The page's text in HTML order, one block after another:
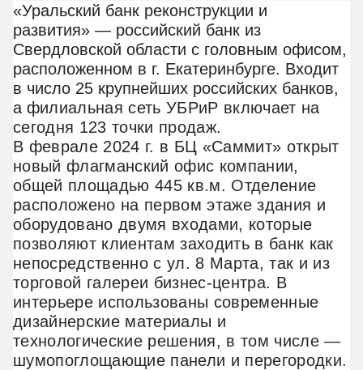
«Уральский банк реконструкции и
развития» — российский банк из
Свердловской области с головным офисом,
расположенном в г. Екатеринбурге. Входит
в число 25 крупнейших российских банков,
а филиальная сеть УБРиР включает на
сегодня 123 точки продаж.
В феврале 2024 г. в БЦ «Саммит» открыт
новый флагманский офис компании,
общей площадью 445 кв.м. Отделение
расположено на первом этаже здания и
оборудовано двумя входами, которые
позволяют клиентам заходить в банк как
непосредственно с ул. 8 Марта, так и из
торговой галереи бизнес-центра. В
интерьере использованы современные
дизайнерские материалы и
технологические решения, в том числе —
шумопоглощающие панели и перегородки.